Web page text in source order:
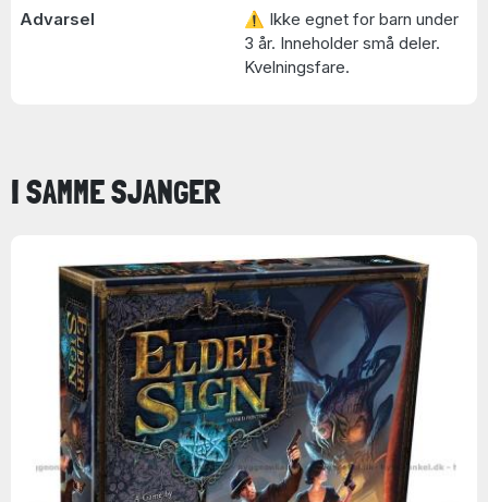
Advarsel
⚠ Ikke egnet for barn under
3 år. Inneholder små deler.
Kvelningsfare.
I SAMME SJANGER